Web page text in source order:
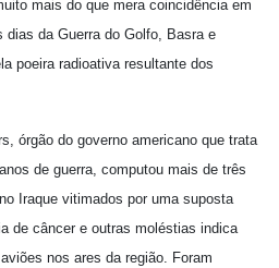
mais do que mera coincidência em
da Guerra do Golfo, Basra e
poeira radioativa resultante dos
órgão do governo americano que trata
de guerra, computou mais de três
Iraque vitimados por uma suposta
de câncer e outras moléstias indica
nos ares da região. Foram